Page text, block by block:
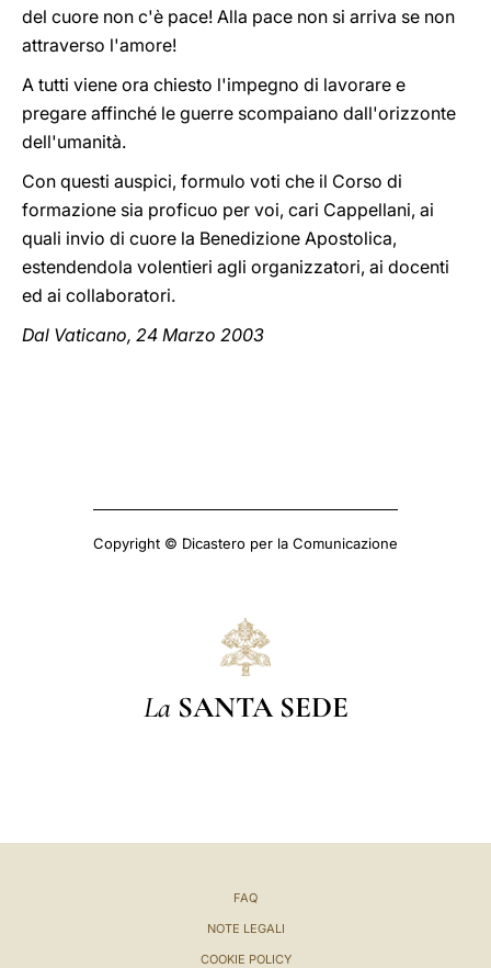
del cuore non c'è pace! Alla pace non si arriva se non
attraverso l'amore!
A tutti viene ora chiesto l'impegno di lavorare e
pregare affinché le guerre scompaiano dall'orizzonte
dell'umanità.
Con questi auspici, formulo voti che il Corso di
formazione sia proficuo per voi, cari Cappellani, ai
quali invio di cuore la Benedizione Apostolica,
estendendola volentieri agli organizzatori, ai docenti
ed ai collaboratori.
Dal Vaticano, 24 Marzo 2003
Copyright © Dicastero per la Comunicazione
La SANTA SEDE
FAQ
NOTE LEGALI
COOKIE POLICY